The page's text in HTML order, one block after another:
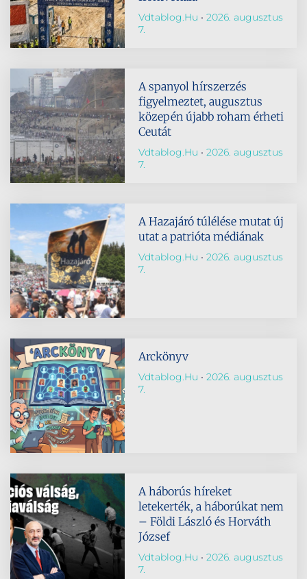
Vdtablog.hu
2026. augusztus
7.
A spanyol hírszerzés
figyelmeztet, augusztus
közepén újabb roham érheti
Ceutát
Vdtablog.hu
2026. augusztus
7.
A Hazajáró túlélése mutat új
utat a patrióta médiának
Vdtablog.hu
2026. augusztus
7.
Arckönyv
Vdtablog.hu
2026. augusztus
7.
A háborús híreket
letekerték, a háborúkat nem
– Földi László és Horváth
József
Vdtablog.hu
2026. augusztus
7.